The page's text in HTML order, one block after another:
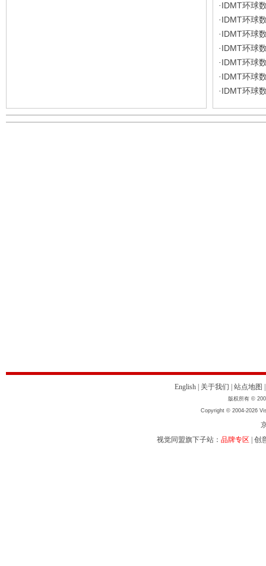
· IDMT环球
· IDMT环球
· IDMT环球
· IDMT环球
· IDMT环球
· IDMT环球
· IDMT环球
English 关于我们 站点地图
版权所有 ©
Copyright © 2004-2026
视觉同盟旗下子站： 品牌专区 创